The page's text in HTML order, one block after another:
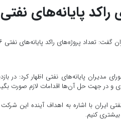
بوشهر صادر شد
نفتی ۶۶ درصد کاهش یافت.
پروژه‌های راکد پایانه‌های نفتی ۶۶ درصد کاهش یافت.
مدیران پایانه‌های نفتی اظهار کرد: در
و در جهت حل آن‌ها اقدامات لازم صورت
ایران با اشاره به اهداف آینده
کنیم.